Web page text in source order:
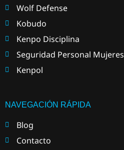
Wolf Defense
Kobudo
Kenpo Disciplina
Seguridad Personal Mujeres
Kenpol
NAVEGACIÓN RÁPIDA
Blog
Contacto